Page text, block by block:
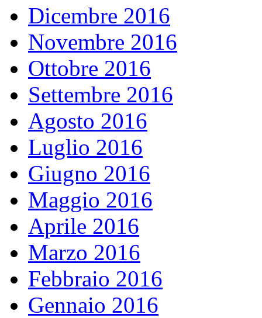
Dicembre 2016
Novembre 2016
Ottobre 2016
Settembre 2016
Agosto 2016
Luglio 2016
Giugno 2016
Maggio 2016
Aprile 2016
Marzo 2016
Febbraio 2016
Gennaio 2016